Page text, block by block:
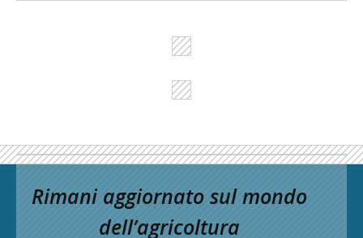
Rimani aggiornato sul mondo
dell’agricoltura